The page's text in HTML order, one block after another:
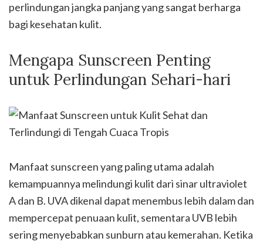
perlindungan jangka panjang yang sangat berharga
bagi kesehatan kulit.
Mengapa Sunscreen Penting
untuk Perlindungan Sehari-hari
Manfaat sunscreen yang paling utama adalah
kemampuannya melindungi kulit dari sinar ultraviolet
A dan B. UVA dikenal dapat menembus lebih dalam dan
mempercepat penuaan kulit, sementara UVB lebih
sering menyebabkan sunburn atau kemerahan. Ketika